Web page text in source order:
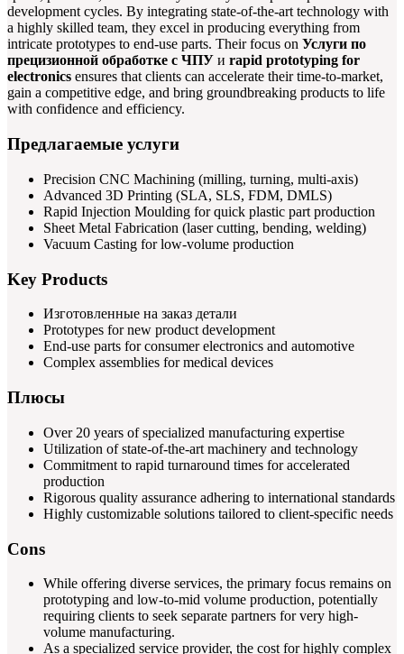
development cycles. By integrating state-of-the-art technology with
a highly skilled team, they excel in producing everything from
intricate prototypes to end-use parts. Their focus on Услуги по
прецизионной обработке с ЧПУ и rapid prototyping for
electronics ensures that clients can accelerate their time-to-market,
gain a competitive edge, and bring groundbreaking products to life
with confidence and efficiency.
Предлагаемые услуги
Precision CNC Machining (milling, turning, multi-axis)
Advanced 3D Printing (SLA, SLS, FDM, DMLS)
Rapid Injection Moulding for quick plastic part production
Sheet Metal Fabrication (laser cutting, bending, welding)
Vacuum Casting for low-volume production
Key Products
Изготовленные на заказ детали
Prototypes for new product development
End-use parts for consumer electronics and automotive
Complex assemblies for medical devices
Плюсы
Over 20 years of specialized manufacturing expertise
Utilization of state-of-the-art machinery and technology
Commitment to rapid turnaround times for accelerated
production
Rigorous quality assurance adhering to international standards
Highly customizable solutions tailored to client-specific needs
Cons
While offering diverse services, the primary focus remains on
prototyping and low-to-mid volume production, potentially
requiring clients to seek separate partners for very high-
volume manufacturing.
As a specialized service provider, the cost for highly complex